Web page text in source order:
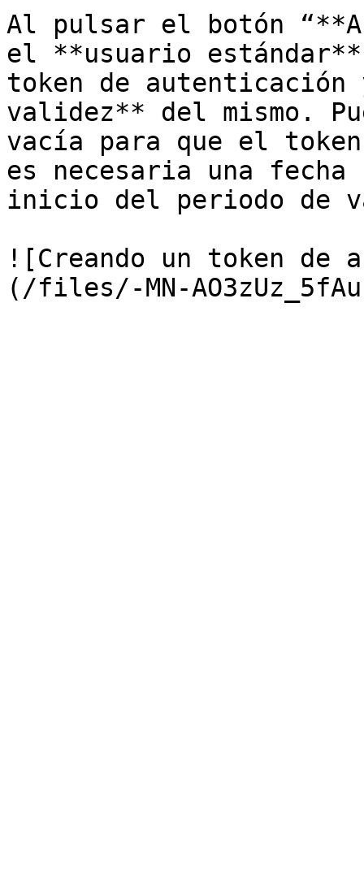
Al pulsar el botón
el **usuario
token de autenticación
validez** del mismo.
vacía para que el token
es necesaria una
inicio del periodo de
![Creando un token de